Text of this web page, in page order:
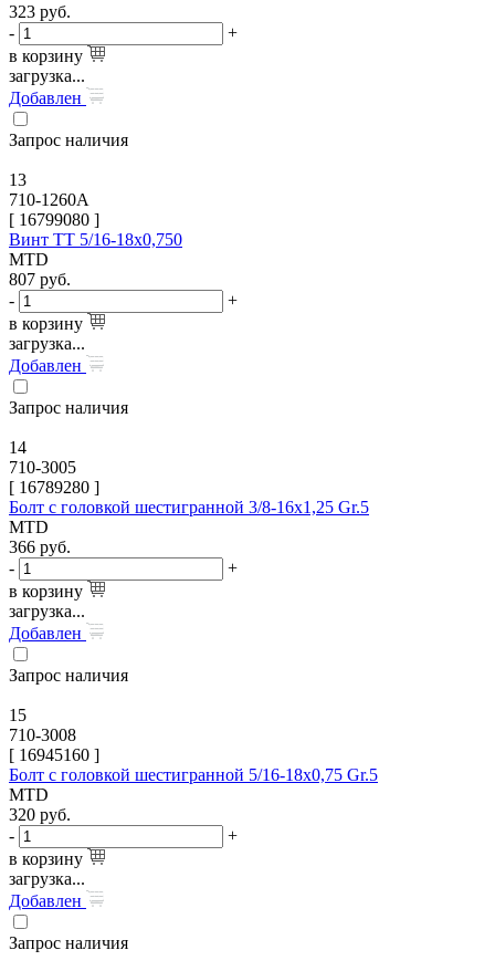
323 руб.
-
+
в корзину
загрузка...
Добавлен
Запрос наличия
13
710-1260A
[ 16799080 ]
Винт TT 5/16-18х0,750
MTD
807 руб.
-
+
в корзину
загрузка...
Добавлен
Запрос наличия
14
710-3005
[ 16789280 ]
Болт с головкой шестигранной 3/8-16х1,25 Gr.5
MTD
366 руб.
-
+
в корзину
загрузка...
Добавлен
Запрос наличия
15
710-3008
[ 16945160 ]
Болт с головкой шестигранной 5/16-18х0,75 Gr.5
MTD
320 руб.
-
+
в корзину
загрузка...
Добавлен
Запрос наличия